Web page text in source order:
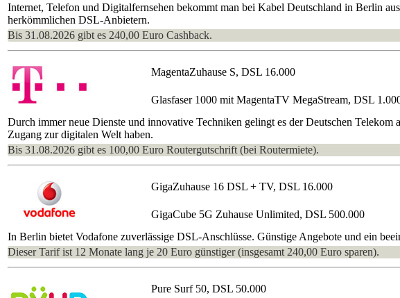
Internet, Telefon und Digitalfernsehen bekommt man bei Kabel Deutschland in Berlin
herkömmlichen DSL-Anbietern.
Bis 31.08.2026 gibt es 240,00 Euro Cashback.
MagentaZuhause S, DSL 16.000
Glasfaser 1000 mit MagentaTV MegaStream, DSL
Durch immer neue Dienste und innovative Techniken gelingt es der Deutschen
Zugang zur digitalen Welt haben.
Bis 31.08.2026 gibt es 100,00 Euro Routergutschrift (bei Routermiete).
GigaZuhause 16 DSL + TV, DSL 16.000
GigaCube 5G Zuhause Unlimited, DSL 500.000
In Berlin bietet Vodafone zuverlässige DSL-Anschlüsse. Günstige Angebote und ein
Dieser Tarif ist 12 Monate lang je 20 Euro günstiger (insgesamt 240,00 Euro sparen).
Pure Surf 50, DSL 50.000